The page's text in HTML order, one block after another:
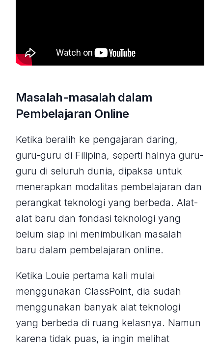
Masalah-masalah dalam
Pembelajaran Online
Ketika beralih ke pengajaran daring,
guru-guru di Filipina, seperti halnya guru-
guru di seluruh dunia, dipaksa untuk
menerapkan modalitas pembelajaran dan
perangkat teknologi yang berbeda. Alat-
alat baru dan fondasi teknologi yang
belum siap ini menimbulkan masalah
baru dalam pembelajaran online.
Ketika Louie pertama kali mulai
menggunakan ClassPoint, dia sudah
menggunakan banyak alat teknologi
yang berbeda di ruang kelasnya. Namun
karena tidak puas, ia ingin melihat